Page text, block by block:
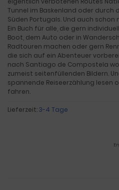
Tunnel im Baskenland oder durch
Süden Portugals. Und auch schon
Ein Buch für alle, die gern
Boot, dem Auto oder in
Radtouren machen oder gern
die sich auf ein Abenteuer
nach Santiago de Compostela
zumeist seitenfüllenden Bildern.
spannende Reiseerzählung lesen
fahren.
Lieferzeit:3-4 Tage